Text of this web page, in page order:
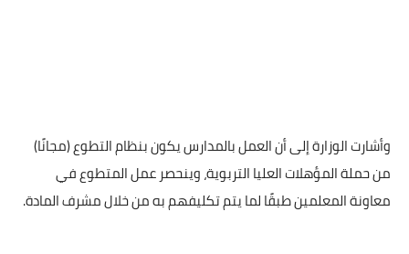
وأشارت الوزارة إلى أن العمل بالمدارس يكون بنظام التطوع (مجانًا)
من حملة المؤهلات العليا التربوية، وينحصر عمل المتطوع في
معاونة المعلمين طبقًا لما يتم تكليفهم به من خلال مشرف المادة.